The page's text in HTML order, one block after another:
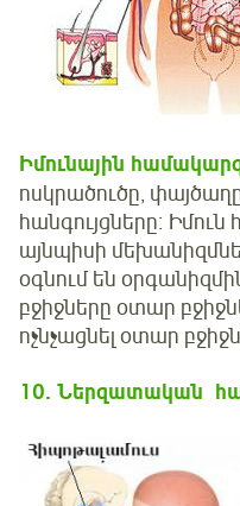
Իմունային
ոսկրածուծը,
հանգույցները։
այնպիսի
օգնում են
բջիջները օտար
ոչնչացնել օտար
10. Ներզատական